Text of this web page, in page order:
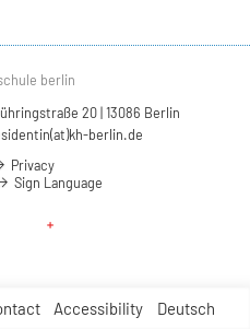
Accessibility Deutsch
berlin
20 | 13086 Berlin
berlin.de
Privacy
Sign Language